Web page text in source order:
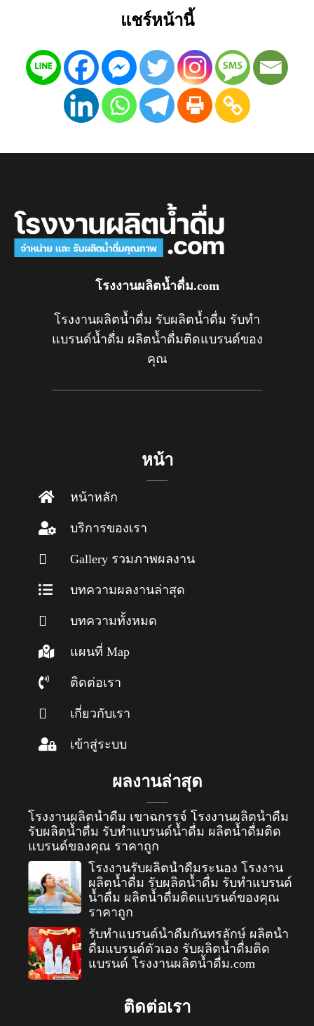
แชร์หน้านี้
โรงงานผลิตน้ำดื่ม.com
โรงงานผลิตน้ำดื่ม รับผลิตน้ำดื่ม รับทำ
แบรนด์น้ำดื่ม ผลิตน้ำดื่มติดแบรนด์ของ
คุณ
หน้า
หน้าหลัก
บริการของเรา
Gallery รวมภาพผลงาน
บทความผลงานล่าสุด
บทความทั้งหมด
แผนที่ Map
ติดต่อเรา
เกี่ยวกับเรา
เข้าสู่ระบบ
ผลงานล่าสุด
โรงงานผลิตน้ำดื่ม เขาฉกรรจ์ โรงงานผลิตน้ำดื่ม
รับผลิตน้ำดื่ม รับทำแบรนด์น้ำดื่ม ผลิตน้ำดื่มติด
แบรนด์ของคุณ ราคาถูก
โรงงานรับผลิตน้ำดื่มระนอง โรงงาน
ผลิตน้ำดื่ม รับผลิตน้ำดื่ม รับทำแบรนด์
น้ำดื่ม ผลิตน้ำดื่มติดแบรนด์ของคุณ
ราคาถูก
รับทำแบรนด์น้ำดื่มกันทรลักษ์ ผลิตน้ำ
ดื่มแบรนด์ตัวเอง รับผลิตน้ำดื่มติด
แบรนด์ โรงงานผลิตน้ำดื่ม.com
ติดต่อเรา